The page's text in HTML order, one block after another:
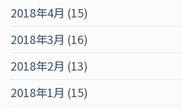
2018年4月 (15)
2018年3月 (16)
2018年2月 (13)
2018年1月 (15)